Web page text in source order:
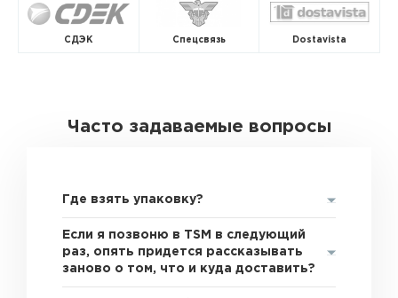
СДЭК Спецсвязь Dostavista
Часто задаваемые вопросы
Где взять упаковку?
Если я позвоню в TSM в следующий
раз, опять придется рассказывать
заново о том, что и куда доставить?